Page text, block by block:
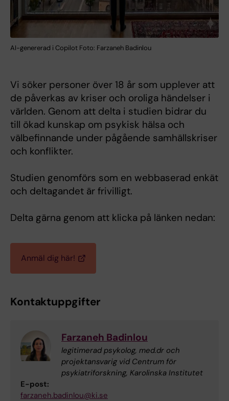
AI-genererad i Copilot Foto: Farzaneh Badinlou
Vi söker personer över 18 år som upplever att
de påverkas av kriser och oroliga händelser i
världen. Genom att delta i studien bidrar du
till ökad kunskap om psykisk hälsa och
välbefinnande under pågående samhällskriser
och konflikter.
Studien genomförs som en webbaserad enkät
och deltagandet är frivilligt.
Delta gärna genom att klicka på länken nedan:
Anmäl dig här!
Kontaktuppgifter
Farzaneh Badinlou
legitimerad psykolog, med.dr och
projektansvarig vid Centrum för
psykiatriforskning, Karolinska Institutet
E-post:
farzaneh.badinlou@ki.se